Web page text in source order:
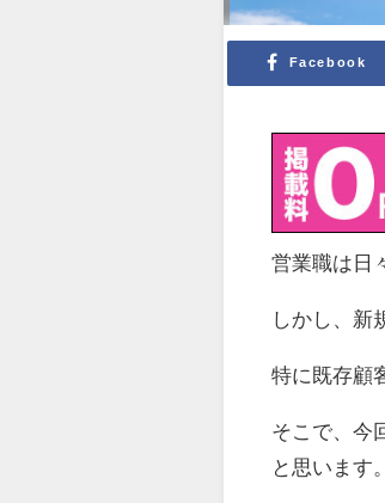
Facebook
営業職は日
しかし、新
特に既存顧
そこで、今
と思います。